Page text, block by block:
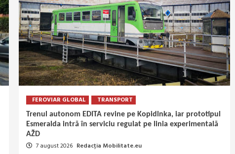
FEROVIAR GLOBAL TRANSPORT
Trenul autonom EDITA revine pe Kopidlnka, iar prototipul
Esmeralda intră în serviciu regulat pe linia experimentală
AŽD
7 august 2026 Redacția Mobilitate.eu